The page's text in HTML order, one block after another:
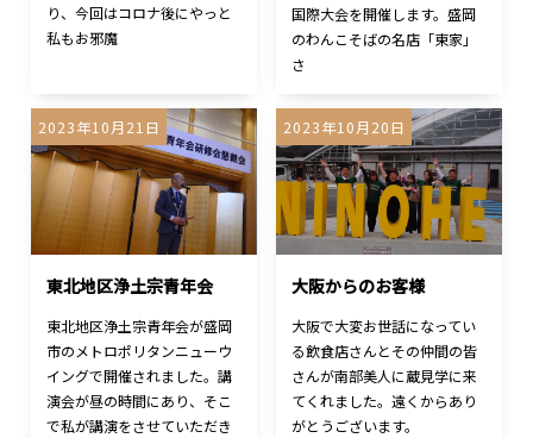
り、今回はコロナ後にやっと
私もお邪魔
国際大会を開催します。盛岡
のわんこそばの名店「東家」
さ
2023年10月21日
東北地区浄土宗青年会
東北地区浄土宗青年会が盛岡
市のメトロポリタンニューウ
イングで開催されました。講
演会が昼の時間にあり、そこ
で私が講演をさせていただき
2023年10月20日
大阪からのお客様
大阪で大変お世話になってい
る飲食店さんとその仲間の皆
さんが南部美人に蔵見学に来
てくれました。遠くからあり
がとうございます。